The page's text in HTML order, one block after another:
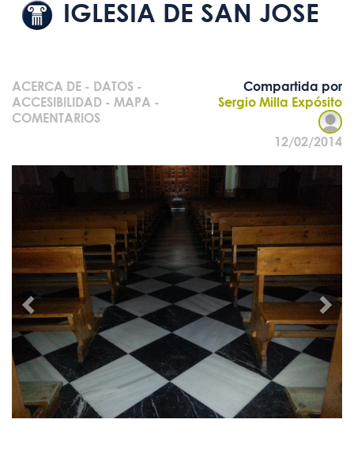
IGLESIA DE SAN JOSE
ACERCA DE - DATOS -
ACCESIBILIDAD - MAPA -
COMENTARIOS
Compartida por
Sergio Milla Expósito
12/02/2014